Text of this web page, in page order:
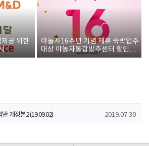
공 위한
야놀자16주년 기념 제휴 숙박업주
대상 야놀자통합발주센터 할인쿠
폰 증정
정본1 (19.09.02)
개정본2 (19.09.02) 2019.07.30